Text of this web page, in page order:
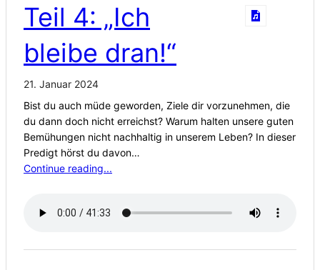
Teil 4: „Ich
bleibe dran!“
21. Januar 2024
Bist du auch müde geworden, Ziele dir vorzunehmen, die
du dann doch nicht erreichst? Warum halten unsere guten
Bemühungen nicht nachhaltig in unserem Leben? In dieser
Predigt hörst du davon…
Continue reading...